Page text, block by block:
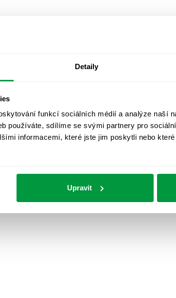
Detaily
funkcí sociálních médií a analýze naší
používáte, sdílíme se svými partnery pro
informacemi, které jste jim poskytli nebo
Upravit